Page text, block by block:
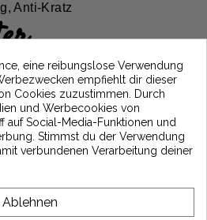
Anti-Kratz
auf Ihre erste
Sie sich anmelden und
Vintage Motors-
bleiben
à notre newsletter, vous reconnaissez avoir pris
eine reibungslose Verwendung
empfiehlt dir dieser
Cookies zuzustimmen. Durch
und Werbecookies von
auf Social-Media-Funktionen und
Stimmst du der Verwendung
verbundenen Verarbeitung deiner
Ablehnen